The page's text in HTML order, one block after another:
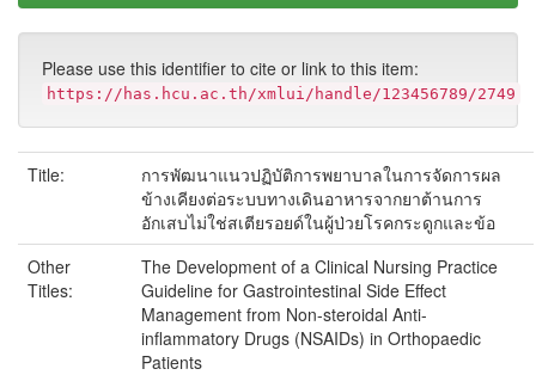
Please use this identifier to cite or link to this item:
https://has.hcu.ac.th/xmlui/handle/123456789/2749
Title:
การพัฒนาแนวปฏิบัติการพยาบาลในการจัดการผล
ข้างเคียงต่อระบบทางเดินอาหารจากยาต้านการ
อักเสบไม่ใช่สเตียรอยด์ในผู้ป่วยโรคกระดูกและข้อ
Other
Titles:
The Development of a Clinical Nursing Practice
Guideline for Gastrointestinal Side Effect
Management from Non-steroidal Anti-
inflammatory Drugs (NSAIDs) in Orthopaedic
Patients